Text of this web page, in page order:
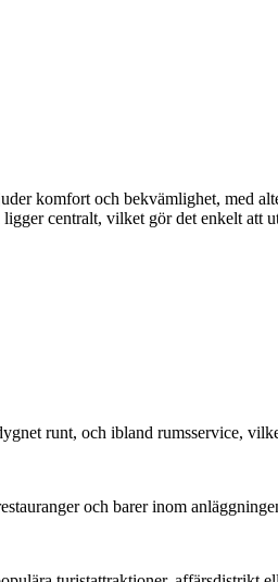
komfort och bekvämlighet, med
centralt, vilket gör det enkelt att
runt, och ibland rumsservice,
och barer inom